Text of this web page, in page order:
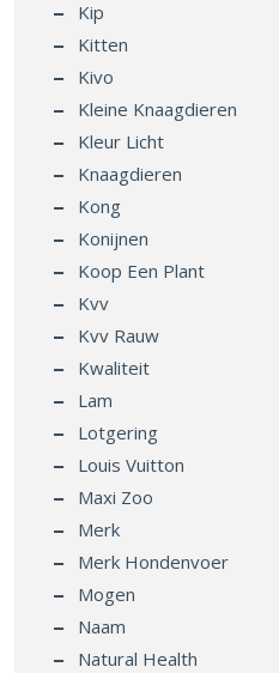
Kip
Kitten
Kivo
Kleine Knaagdieren
Kleur Licht
Knaagdieren
Kong
Konijnen
Koop Een Plant
Kvv
Kvv Rauw
Kwaliteit
Lam
Lotgering
Louis Vuitton
Maxi Zoo
Merk
Merk Hondenvoer
Mogen
Naam
Natural Health